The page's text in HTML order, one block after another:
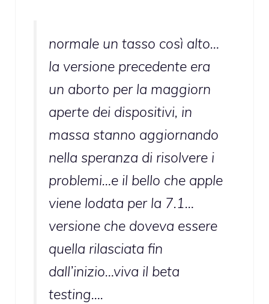
normale un tasso così alto…
la versione precedente era
un aborto per la maggiorn
aperte dei dispositivi, in
massa stanno aggiornando
nella speranza di risolvere i
problemi…e il bello che apple
viene lodata per la 7.1…
versione che doveva essere
quella rilasciata fin
dall’inizio…viva il beta
testing….